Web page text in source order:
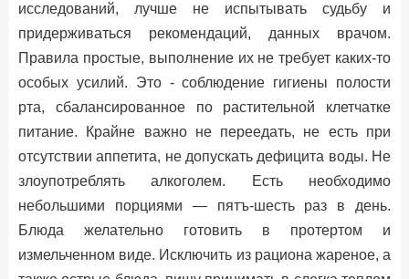
исследований, лучше не испытывать судьбу и
придерживаться рекомендаций, данных врачом.
Правила простые, выполнение их не требует каких-то
особых усилий. Это - соблюдение гигиены полости
рта, сбалансированное по растительной клетчатке
питание. Крайне важно не переедать, не есть при
отсутствии аппетита, не допускать дефицита воды. Не
злоупотреблять алкоголем. Есть необходимо
небольшими порциями — пятъ-шесть раз в день.
Блюда желательно готовить в протертом и
измельченном виде. Исключить из рациона жареное, а